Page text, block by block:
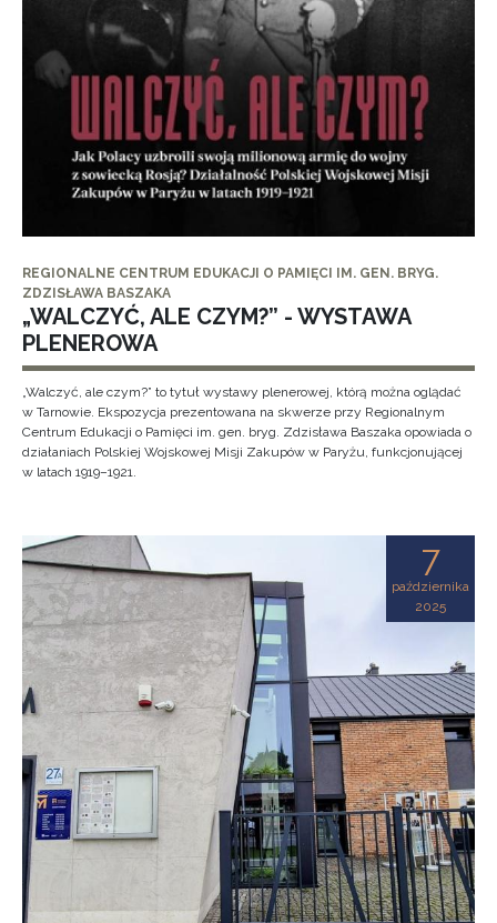
REGIONALNE CENTRUM EDUKACJI O PAMIĘCI IM. GEN. BRYG.
ZDZISŁAWA BASZAKA
„WALCZYĆ, ALE CZYM?” - WYSTAWA
PLENEROWA
„Walczyć, ale czym?” to tytuł wystawy plenerowej, którą można oglądać
w Tarnowie. Ekspozycja prezentowana na skwerze przy Regionalnym
Centrum Edukacji o Pamięci im. gen. bryg. Zdzisława Baszaka opowiada o
działaniach Polskiej Wojskowej Misji Zakupów w Paryżu, funkcjonującej
w latach 1919–1921.
7
października
2025